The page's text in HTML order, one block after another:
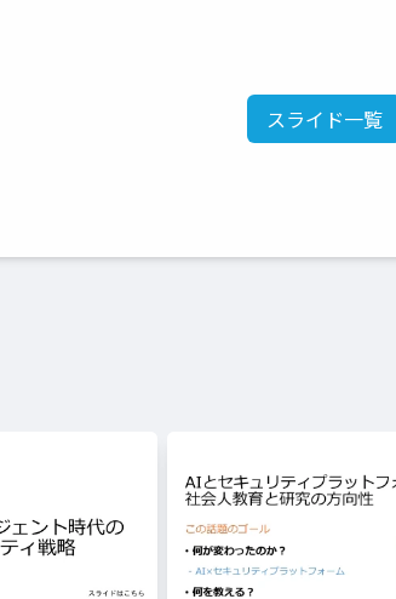
スライド一覧